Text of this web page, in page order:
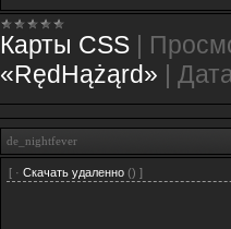
Карты CSS
«RędHążąrd»
de_nightfever
[ · Скачать удаленно () ]